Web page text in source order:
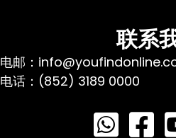
联系
电邮：
电话：(852) 3189 0000